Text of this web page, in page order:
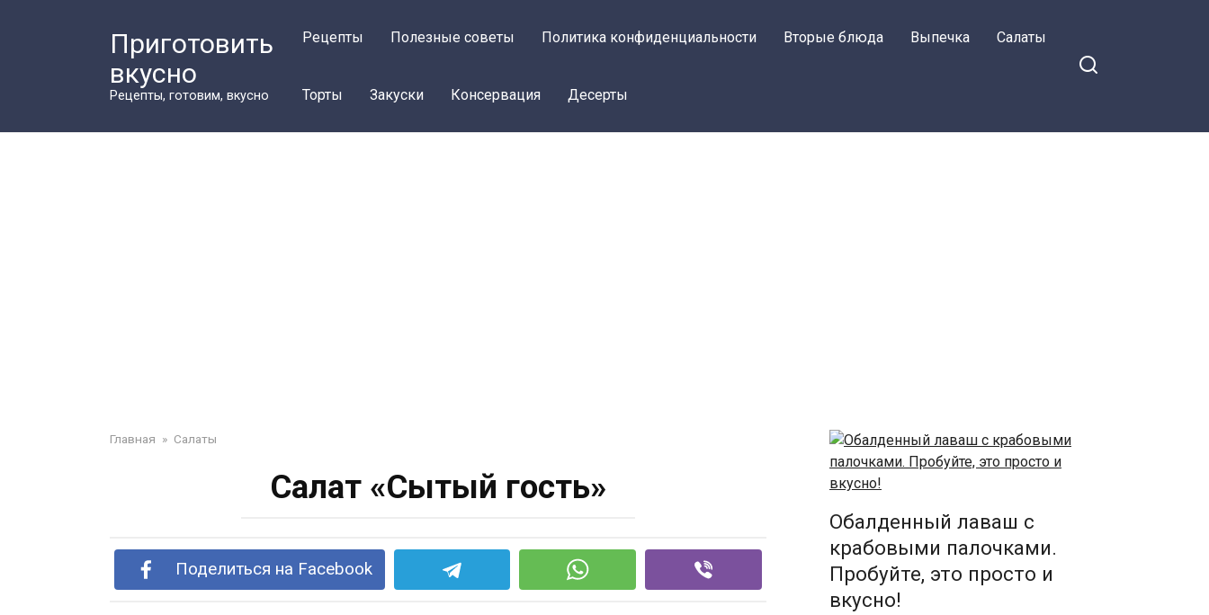
Приготовить
вкусно
Рецепты, готовим, вкусно
Рецепты Полезные советы Политика конфиденциальности Вторые блюда Выпечка Салаты
Торты Закуски Консервация Десерты
Главная » Салаты
Салат «Сытый гость»
Поделиться на Facebook
Обалденный лаваш с
крабовыми палочками.
Пробуйте, это просто и
вкусно!